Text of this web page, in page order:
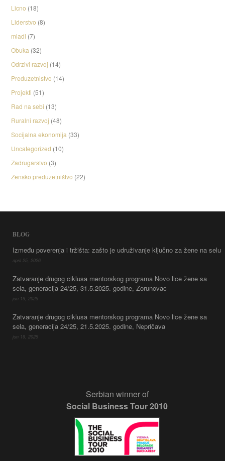
Licno (18)
Liderstvo (8)
mladi (7)
Obuka (32)
Odrzivi razvoj (14)
Preduzetnistvo (14)
Projekti (51)
Rad na sebi (13)
Ruralni razvoj (48)
Socijalna ekonomija (33)
Uncategorized (10)
Zadrugarstvo (3)
Žensko preduzetništvo (22)
BLOG
Između poverenja i tržišta: zašto je udruživanje ključno za žene na selu
april 25, 2026
Zatvaranje drugog ciklusa mentorskog programa Novo lice žene sa
sela, generacija 24/25, 31.5.2025. godine, Zorunovac
jun 19, 2025
Zatvaranje drugog ciklusa mentorskog programa Novo lice žene sa
sela, generacija 24/25, 21.5.2025. godine, Nepričava
jun 19, 2025
Serbian winner of
Social Business Tour 2010